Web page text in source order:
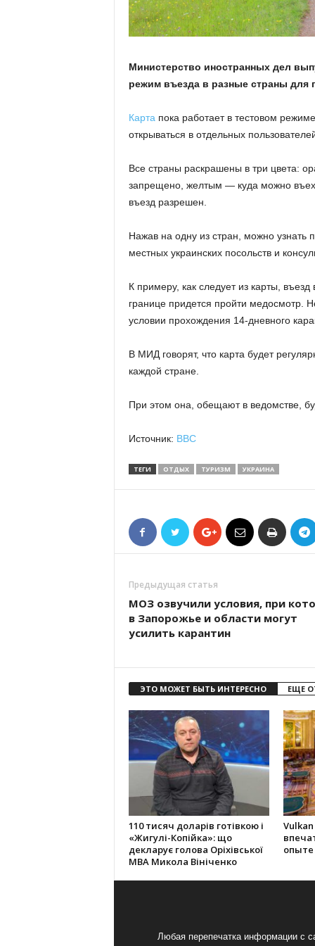
Министерство иностранных дел
режим въезда в разные страны для
Карта пока работает в тестовом
открываться в отдельных
Все страны раскрашены в три цвета:
запрещено, желтым — куда можно
въезд разрешен.
Нажав на одну из стран, можно узнать
местных украинских посольств и
К примеру, как следует из карты,
границе придется пройти медосмотр.
условии прохождения 14-дневного
В МИД говорят, что карта будет
каждой стране.
При этом она, обещают в ведомстве,
Источник: BBC
ТЕГИ ОТДЫХ ТУРИЗМ УКРАИНА
Предыдущая статья
МОЗ озвучили условия, при
в Запорожье и области могут
усилить карантин
ЭТО МОЖЕТ БЫТЬ ИНТЕРЕСНО ЕЩЕ
110 тисяч доларів готівкою і
«Жигулі-Копійка»: що
декларує голова Оріхівської
МВА Микола Вініченко
опыте
Любая перепечатка информации с